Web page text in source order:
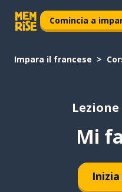
Comincia a
Impara il francese
Mi